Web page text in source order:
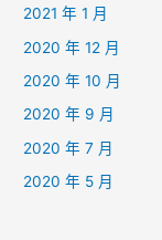
2021 年 1 月
2020 年 12 月
2020 年 10 月
2020 年 9 月
2020 年 7 月
2020 年 5 月